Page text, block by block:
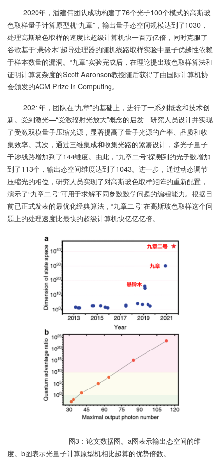
2020年，潘建伟团队成功构建了76个光子100个模式的高斯玻
色取样量子计算原型机“九章”，输出量子态空间规模达到了1030，
处理高斯玻色取样的速度比超级计算机快一百万亿倍，同时克服了
谷歌基于“悬铃木”超导处理器的随机线路取样实验中量子优越性依赖
于样本数量的漏洞。“九章”实验完成后，在理论提出玻色取样算法和
证明计算复杂度的Scott Aaronson教授随后获得了由国际计算机协
会颁发的ACM Prize in Computing。
2021年，团队在“九章”的基础上，进行了一系列概念和技术创
新。受到激光—“受激辐射光放大”概念的启发，研究人员设计并实现
了受激双模量子压缩光源，显著提高了量子光源的产率、品质和收
集效率。其次，通过三维集成和收集光路的紧凑设计，多光子量子
干涉线路增加到了144维度。由此，“九章二号”探测到的光子数增加
到了113个，输出态空间维度达到了1043。进一步，通过动态调节
压缩光的相位，研究人员实现了对高斯玻色取样矩阵的重新配置，
演示了“九章二号”可用于求解不同参数数学问题的编程能力。根据目
前已正式发表的最优化经典算法，“九章二号”在高斯玻色取样这个问
题上的处理速度比最快的超级计算机快亿亿亿倍。
图3：论文数据图。a图表示输出态空间的维
度。b图表示光量子计算原型机相比超算的优势倍数。